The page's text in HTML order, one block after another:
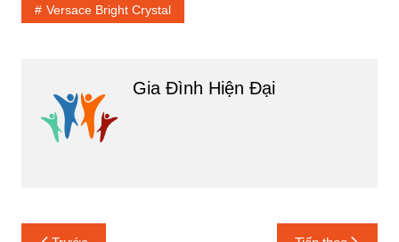
Versace Bright Crystal
Gia Đình Hiện Đại
Điều